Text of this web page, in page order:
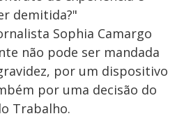
d
e
o
demitida?"
Sophia Camargo
não pode ser mandada
por um dispositivo
por uma decisão do
Trabalho.